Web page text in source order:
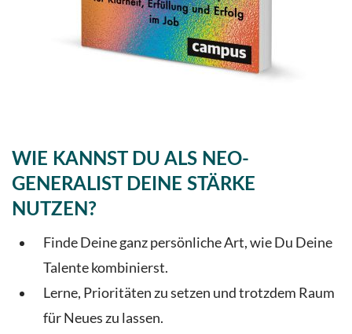
WIE KANNST DU ALS NEO-
GENERALIST DEINE STÄRKE
NUTZEN?
Finde Deine ganz persönliche Art, wie Du Deine
Talente kombinierst.
Lerne, Prioritäten zu setzen und trotzdem Raum
für Neues zu lassen.